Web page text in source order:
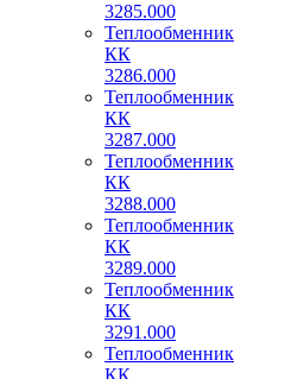
3285.000
Теплообменник
КК
3286.000
Теплообменник
КК
3287.000
Теплообменник
КК
3288.000
Теплообменник
КК
3289.000
Теплообменник
КК
3291.000
Теплообменник